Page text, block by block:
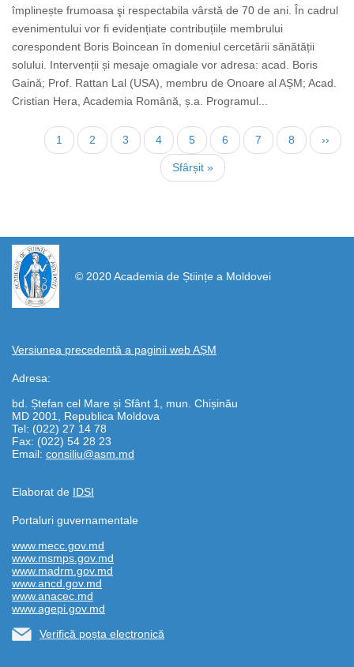
împlinește frumoasa şi respectabila vârstă de 70 de ani. În cadrul
evenimentului vor fi evidențiate contribuțiile membrului
corespondent Boris Boincean în domeniul cercetării sănătății
solului. Intervenții și mesaje omagiale vor adresa: acad. Boris
Gaină; Prof. Rattan Lal (USA), membru de Onoare al AȘM; Acad.
Cristian Hera, Academia Română, ș.a. Programul...
Нумерация
страниц
Текущая
страница
1 Страница
2 Страница
3 Страница
4 Страница
5 Страница
6 Страница
7 Страница
8 ››
Последняя
страница
Sfârșit »
© 2020 Academia de Științe a Moldovei
Versiunea precedentă a paginii web AȘM
Adresa:
bd. Ștefan cel Mare și Sfânt 1, mun. Chișinău
MD 2001, Republica Moldova
Tel: (022) 27 14 78
Fax: (022) 54 28 23
Email: consiliu@asm.md
Elaborat de IDSI
https://propletenie.ru/
Portaluri guvernamentale
www.mecc.gov.md
www.msmps.gov.md
www.madrm.gov.md
www.ancd.gov.md
www.anacec.md
www.agepi.gov.md
Verifică poșta electronică